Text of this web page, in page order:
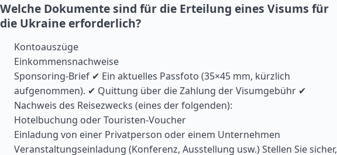
Welche Dokumente sind für die Erteilung eines Visums für
die Ukraine erforderlich?
Kontoauszüge
Einkommensnachweise
Sponsoring-Brief ✔ Ein aktuelles Passfoto (35×45 mm, kürzlich
aufgenommen). ✔ Quittung über die Zahlung der Visumgebühr ✔
Nachweis des Reisezwecks (eines der folgenden):
Hotelbuchung oder Touristen-Voucher
Einladung von einer Privatperson oder einem Unternehmen
Veranstaltungseinladung (Konferenz, Ausstellung usw.) Stellen Sie sicher,